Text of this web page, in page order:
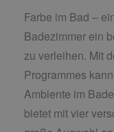
Farbe im Bad –
Badezimmer ein
zu verleihen. Mit
Programmes
Ambiente im
bietet mit vier